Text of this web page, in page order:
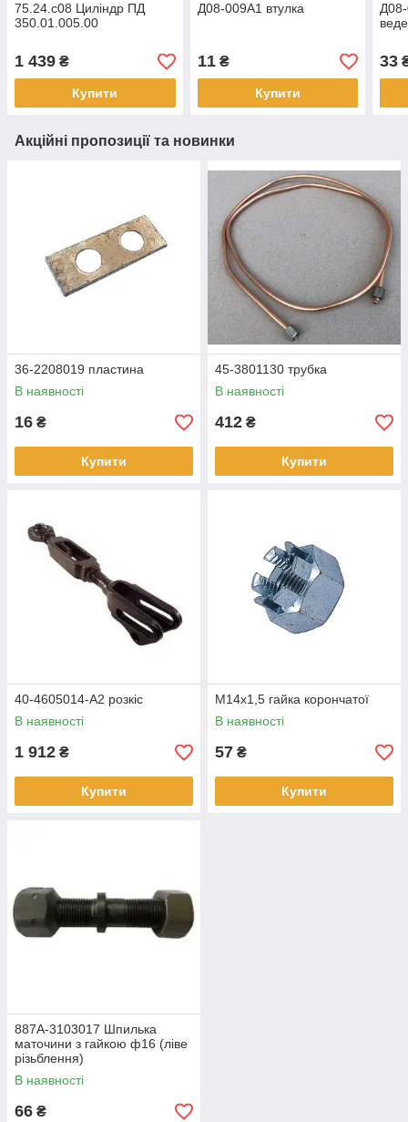
75.24.с08 Циліндр ПД
350.01.005.00
1 439 ₴
Купити
Д08-009А1 втулка
11₴
Купити
33
Акційні пропозиції та новинки
36-2208019 пластина
В наявності
16 ₴
Купити
45-3801130 трубка
В наявності
412 ₴
Купити
40-4605014-А2 розкіс
В наявності
1 912 ₴
Купити
М14х1,5 гайка корончатої
В наявності
57 ₴
Купити
887А-3103017 Шпилька
маточини з гайкою ф16 (ліве
різьблення)
В наявності
66 ₴